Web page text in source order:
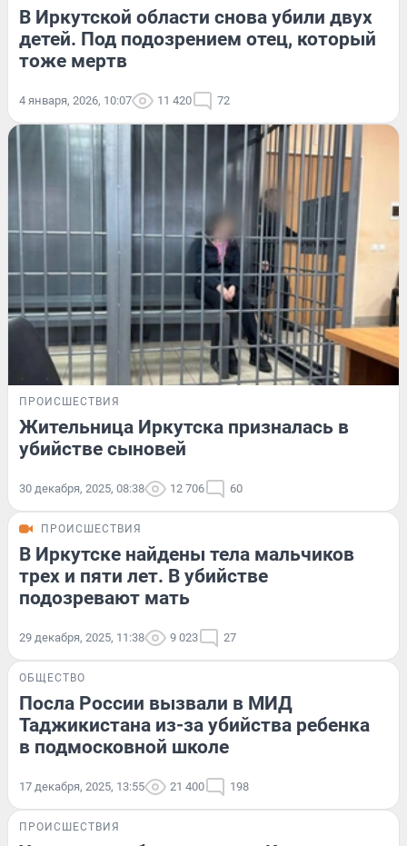
В Иркутской области снова убили двух
детей. Под подозрением отец, который
тоже мертв
4 января, 2026, 10:07 11 420 72
ПРОИСШЕСТВИЯ
Жительница Иркутска призналась в
убийстве сыновей
30 декабря, 2025, 08:38 12 706 60
ПРОИСШЕСТВИЯ
В Иркутске найдены тела мальчиков
трех и пяти лет. В убийстве
подозревают мать
29 декабря, 2025, 11:38 9 023 27
ОБЩЕСТВО
Посла России вызвали в МИД
Таджикистана из-за убийства ребенка
в подмосковной школе
17 декабря, 2025, 13:55 21 400 198
ПРОИСШЕСТВИЯ